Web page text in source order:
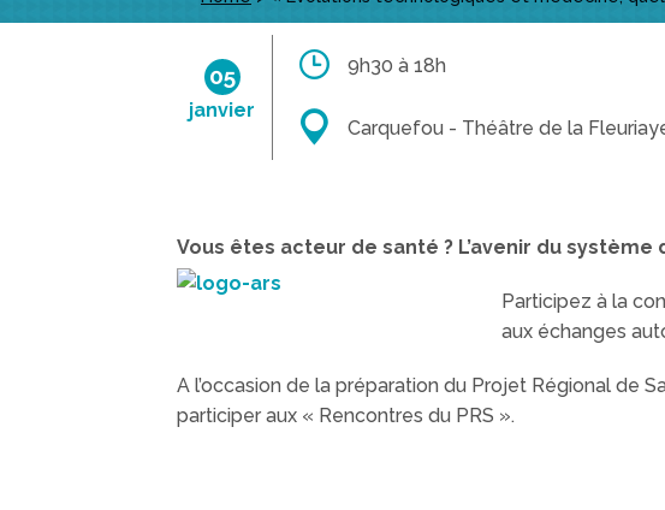
05
janvier
9h30 à 18h
Carquefou - Théâtre de la
Vous êtes acteur de santé ? L’avenir du
Participez à la
aux échanges
A l’occasion de la préparation du Projet Régional de
participer aux « Rencontres du PRS ».